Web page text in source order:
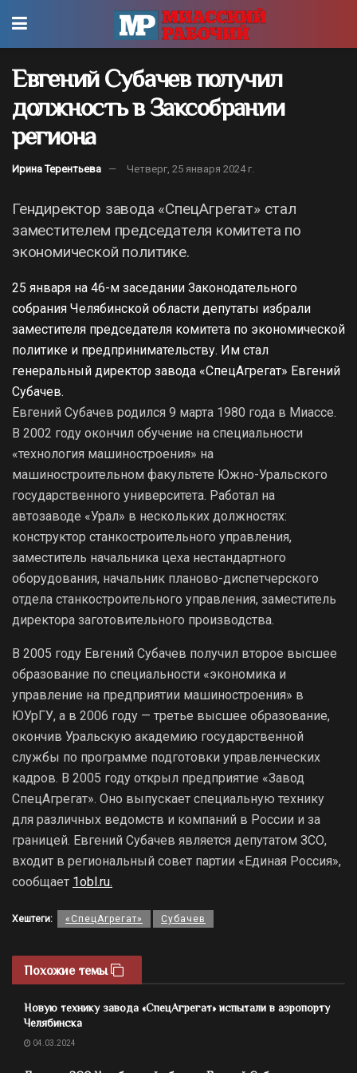
Евгений Субачев получил
должность в Заксобрании
региона
Ирина Терентьева Четверг, 25 января 2024 г.
Гендиректор завода «СпецАгрегат» стал
заместителем председателя комитета по
экономической политике.
25 января на 46-м заседании Законодательного
собрания Челябинской области депутаты избрали
заместителя председателя комитета по экономической
политике и предпринимательству. Им стал
генеральный директор завода «СпецАгрегат» Евгений
Субачев.
Евгений Субачев родился 9 марта 1980 года в Миассе.
В 2002 году окончил обучение на специальности
«технология машиностроения» на
машиностроительном факультете Южно-Уральского
государственного университета. Работал на
автозаводе «Урал» в нескольких должностях:
конструктор станкостроительного управления,
заместитель начальника цеха нестандартного
оборудования, начальник планово-диспетчерского
отдела станкостроительного управления, заместитель
директора заготовительного производства.
В 2005 году Евгений Субачев получил второе высшее
образование по специальности «экономика и
управление на предприятии машиностроения» в
ЮУрГУ, а в 2006 году — третье высшее образование,
окончив Уральскую академию государственной
службы по программе подготовки управленческих
кадров. В 2005 году открыл предприятие «Завод
СпецАгрегат». Оно выпускает специальную технику
для различных ведомств и компаний в России и за
границей. Евгений Субачев является депутатом ЗСО,
входит в региональный совет партии «Единая Россия»,
сообщает 1obl.ru.
Хештеги: «СпецАгрегат» Субачев
Похожие темы
Новую технику завода «СпецАгрегат» испытали в аэропорту
Челябинска
04.03.2024